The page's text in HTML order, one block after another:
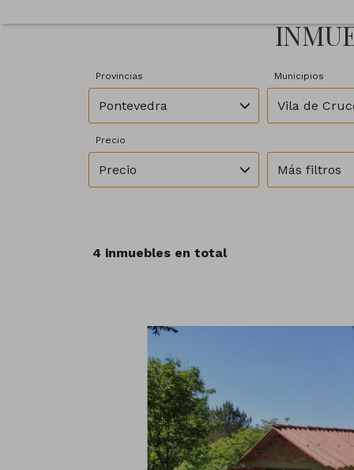
Provincias
Pontevedra
Municipios
Vila de
Precio
Precio Más filtros
4 inmuebles en total